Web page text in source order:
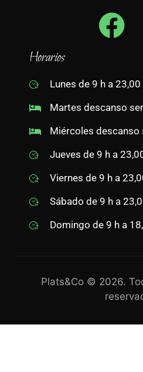
Horarios
Lunes de 9 h a 23,00
Martes descanso
Miércoles descanso
Jueves de 9 h a
Viernes de 9 h a
Sábado de 9 h a
Domingo de 9 h a
Plats&Co © 2026.